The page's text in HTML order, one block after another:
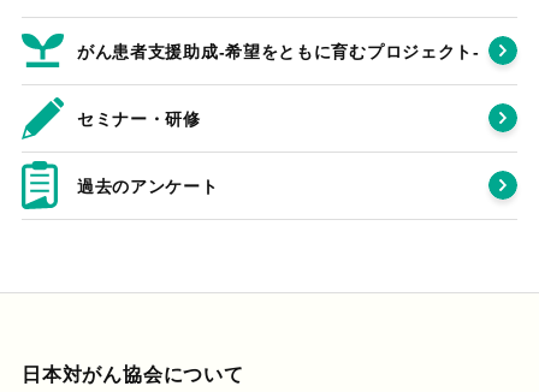
がん患者支援助成-希望をともに育むプロジェクト‐
セミナー・研修
過去のアンケート
日本対がん協会について